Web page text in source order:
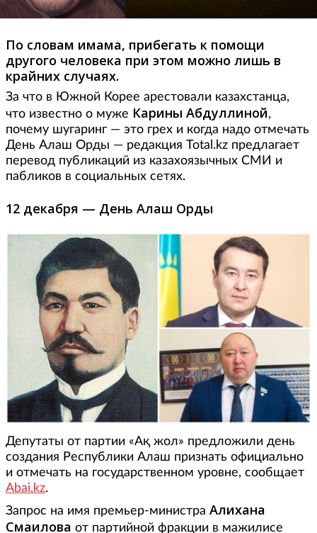
По словам имама, прибегать к помощи
другого человека при этом можно лишь в
крайних случаях.
За что в Южной Корее арестовали казахстанца,
что известно о муже Карины Абдуллиной,
почему шугаринг — это грех и когда надо отмечать
День Алаш Орды — редакция Total.kz предлагает
перевод публикаций из казахоязычных СМИ и
пабликов в социальных сетях.
12 декабря — День Алаш Орды
Депутаты от партии «Ақ жол» предложили день
создания Республики Алаш признать официально
и отмечать на государственном уровне, сообщает
Abai.kz.
Запрос на имя премьер-министра Алихана
Смаилова от партийной фракции в мажилисе